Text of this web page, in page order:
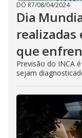
DO R7/08/04/2024
Dia
realizadas
que
Previsão do INCA
sejam